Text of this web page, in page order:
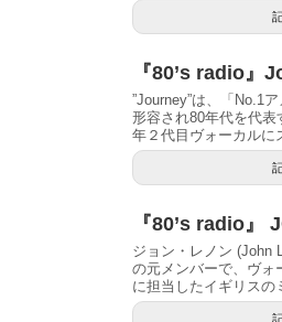
『80’s radio』
”Journey”は、「No.1
形容され80年代を代
年２代目ヴォーカルに
『80’s radio』
ジョン・レノン (John
の元メンバーで、ヴォ
に担当したイギリスの